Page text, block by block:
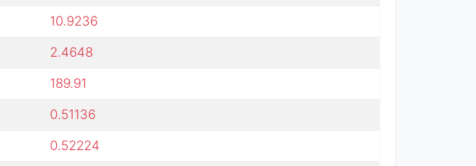
10.9236
2.4648
189.91
0.51136
0.52224